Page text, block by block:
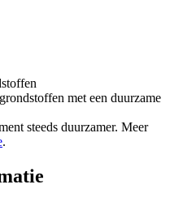
met een duurzame
steeds duurzamer. Meer
.